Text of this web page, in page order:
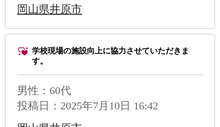
岡山県井原市
学校現場の施設向上に協力させていただきま
す。
男性 ：60代
投稿日：2025年7月10日 16:42